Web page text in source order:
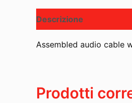
Descrizione
Assembled audio cable
Prodotti